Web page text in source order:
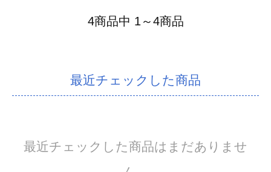
4商品中 1～4商品
最近チェックした商品
最近チェックした商品はまだありませ